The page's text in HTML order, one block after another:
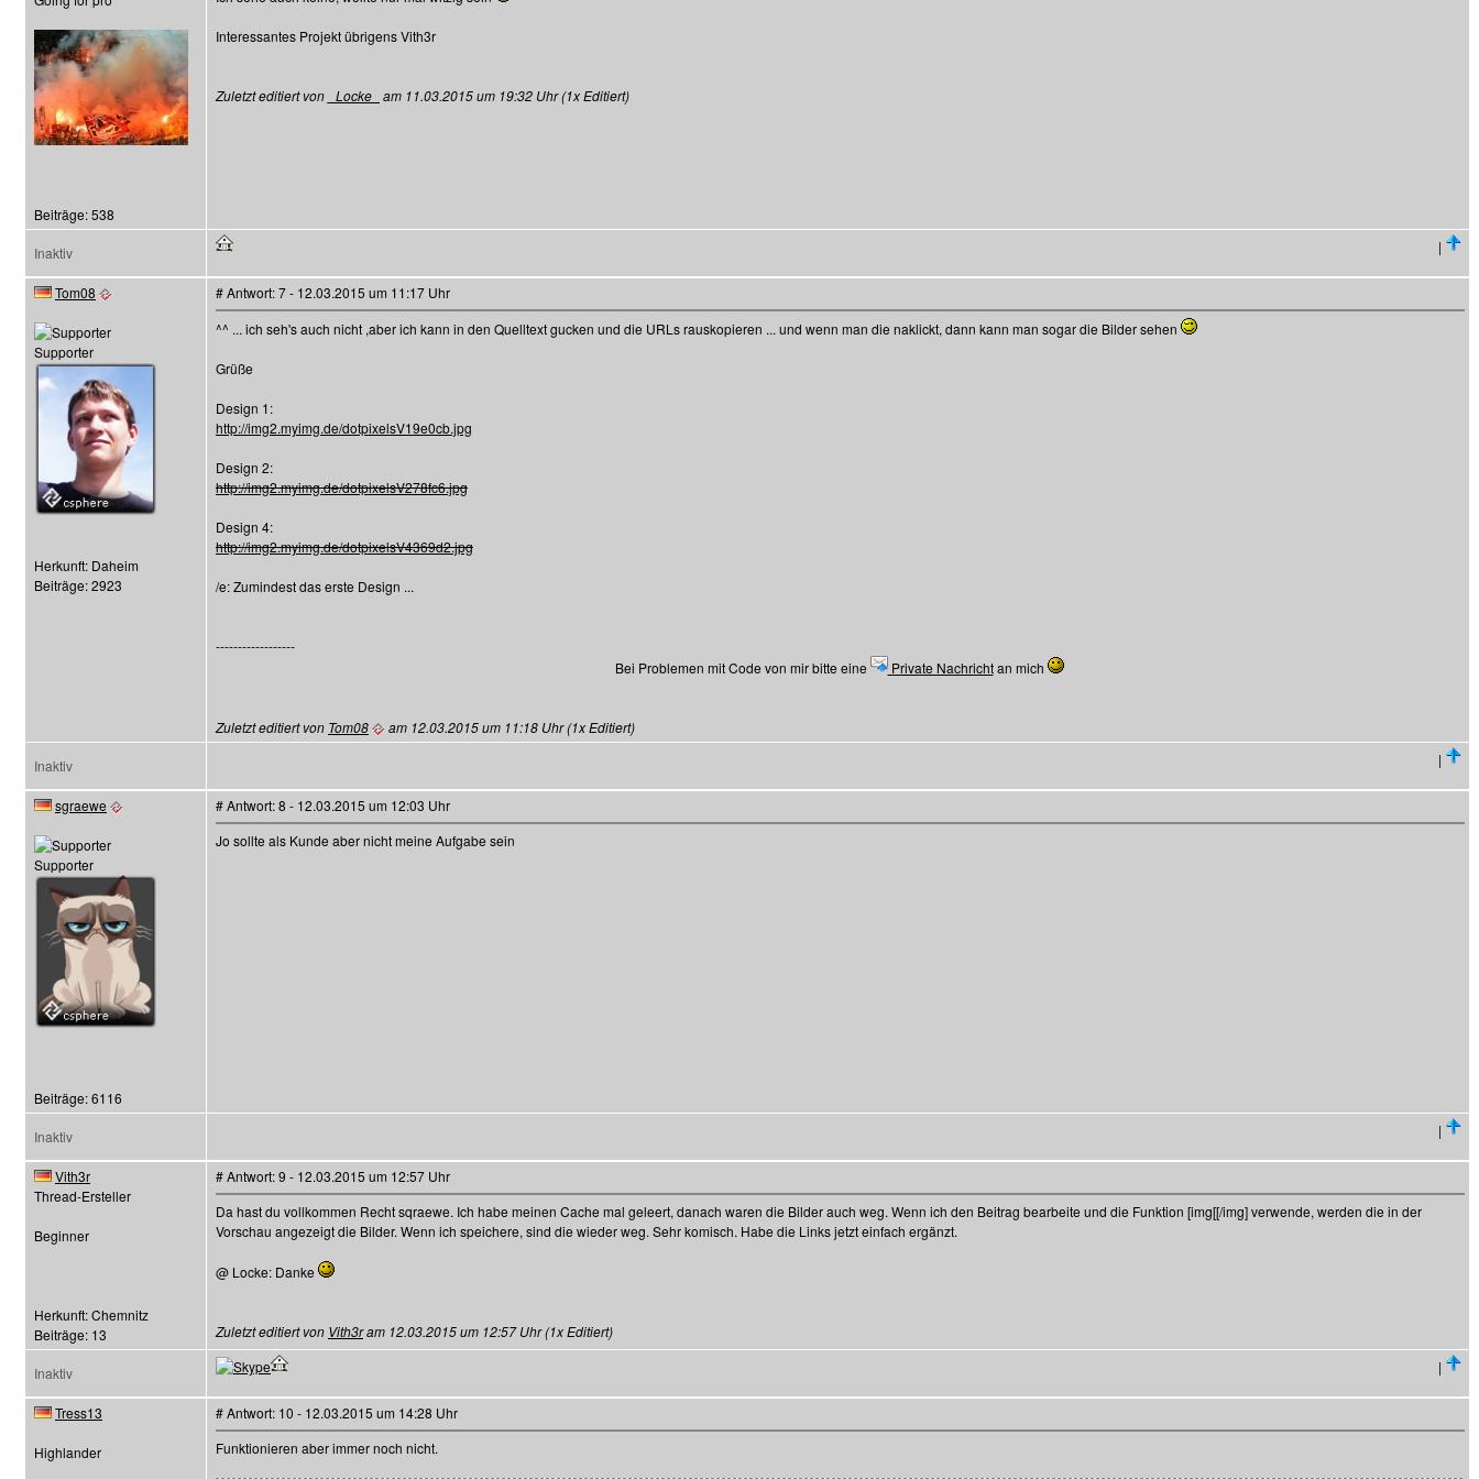
Beiträge: 538
Interessantes Projekt übrigens Vith3r
Zuletzt editiert von _Locke_ am 11.03.2015 um 19:32 Uhr (1x Editiert)
Inaktiv |
Tom08
Supporter
Herkunft: Daheim
Beiträge: 2923
# Antwort: 7 - 12.03.2015 um 11:17 Uhr
^^ ... ich seh's auch nicht ,aber ich kann in den Quelltext gucken und die URLs rauskopieren ... und wenn man die naklickt, dann kann man sogar die Bilder sehen
Grüße
Design 1:
http://img2.myimg.de/dotpixelsV19e0cb.jpg
Design 2:
http://img2.myimg.de/dotpixelsV278fc6.jpg
Design 4:
http://img2.myimg.de/dotpixelsV4369d2.jpg
/e: Zumindest das erste Design ...
------------------
Bei Problemen mit Code von mir bitte eine
Private Nachrichtan mich
Zuletzt editiert von Tom08 am 12.03.2015 um 11:18 Uhr (1x Editiert)
Inaktiv |
sgraewe
Supporter
Beiträge: 6116
# Antwort: 8 - 12.03.2015 um 12:03 Uhr
Jo sollte als Kunde aber nicht meine Aufgabe sein
Inaktiv |
Vith3r
Thread-Ersteller
Beginner
Herkunft: Chemnitz
Beiträge: 13
# Antwort: 9 - 12.03.2015 um 12:57 Uhr
Da hast du vollkommen Recht sqraewe. Ich habe meinen Cache mal geleert, danach waren die Bilder auch weg. Wenn ich den Beitrag bearbeite und die Funktion [img[[/img] verwende, werden die in der
Vorschau angezeigt die Bilder. Wenn ich speichere, sind die wieder weg. Sehr komisch. Habe die Links jetzt einfach ergänzt.
@ Locke: Danke
Zuletzt editiert von Vith3ram 12.03.2015 um 12:57 Uhr (1x Editiert)
Inaktiv |
Tress13
Highlander
# Antwort: 10 - 12.03.2015 um 14:28 Uhr
Funktionieren aber immer noch nicht.